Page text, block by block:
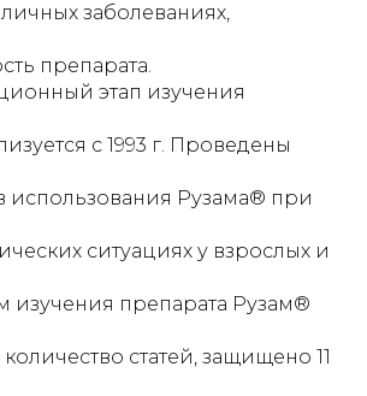
заболеваниях,
препарата.
этап изучения
с 1993 г. Проведены
использования Рузама® при
ситуациях у взрослых и
изучения препарата Рузам®
статей, защищено 11